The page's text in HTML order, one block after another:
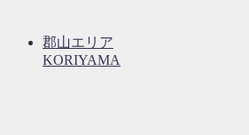
郡山エリア
KORIYAMA